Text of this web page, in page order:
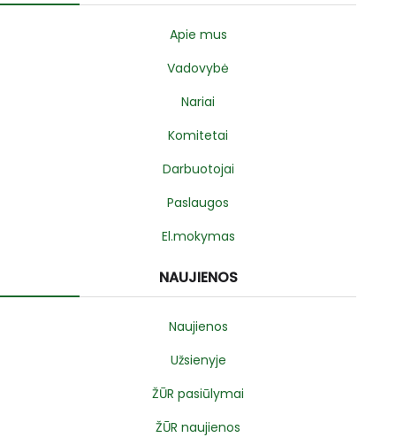
Apie mus
Vadovybė
Nariai
Komitetai
Darbuotojai
Paslaugos
El.mokymas
NAUJIENOS
Naujienos
Užsienyje
ŽŪR pasiūlymai
ŽŪR naujienos